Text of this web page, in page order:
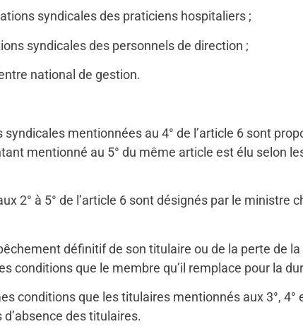
syndicales des praticiens hospitaliers ;
syndicales des personnels de direction ;
national de gestion.
mentionnées au 4° de l’article 6 sont
mentionné au 5° du même article est élu selon
2° à 5° de l’article 6 sont désignés par le ministre
définitif de son titulaire ou de la perte de
conditions que le membre qu’il remplace pour la
conditions que les titulaires mentionnés aux 3°, 4°
des titulaires.